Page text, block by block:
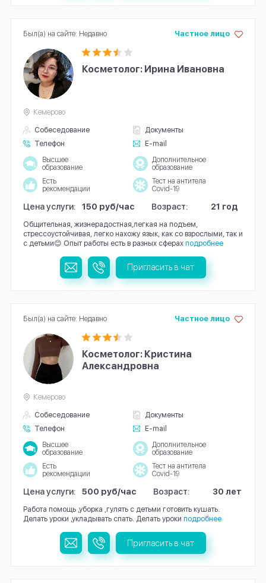
Косметолог: Ирина Ивановна
Собеседование
Документы
Телефон
E-mail
Частное лицо
Кемерово
Высшее
образование
Дополнительное
образование
Есть
рекомендации
Тест на антитела
Covid-19
Цена услуги: 150 руб/час Возраст: 21 год
Общительная, жизнерадостная,легкая на подъем,
стрессоустойчивая, легко нахожу язык, как со взрослыми, так и
с детьми😊 Опыт работы есть в разных сферах подробнее
Был(а) на сайте: Недавно
Пригласить в чат
Косметолог: Кристина
Александровна
Собеседование
Документы
Телефон
E-mail
Частное лицо
Кемерово
Высшее
образование
Дополнительное
образование
Есть
рекомендации
Тест на антитела
Covid-19
Цена услуги: 500 руб/час Возраст: 30 лет
Работа помощь ,уборка ,гулять с детьми готовить кушать.
Делать уроки ,укладывать спать. Делать уроки подробнее
Был(а) на сайте: Недавно
Пригласить в чат